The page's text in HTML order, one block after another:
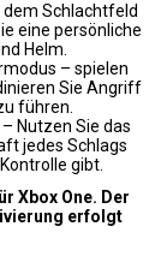
dem Schlachtfeld
eine persönliche
Helm.
– spielen
Sie Angriff
führen.
Nutzen Sie das
jedes Schlags
gibt.
Xbox One. Der
erfolgt